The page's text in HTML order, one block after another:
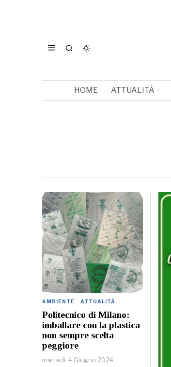
HOME ATTUALITÀ
AMBIENTE · ATTUALITÀ
Politecnico di Milano:
imballare con la plastica
non sempre scelta
peggiore
martedì, 4 Giugno 2024